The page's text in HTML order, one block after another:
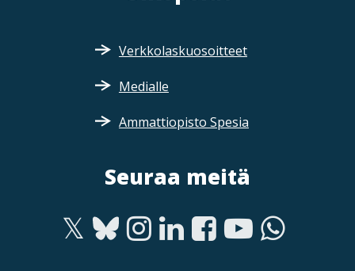
Verkkolaskuosoitteet
Medialle
Ammattiopisto Spesia
Seuraa meitä